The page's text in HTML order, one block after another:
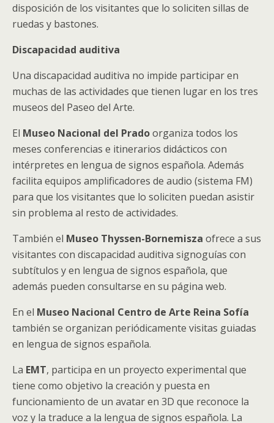
disposición de los visitantes que lo soliciten sillas de
ruedas y bastones.
Discapacidad auditiva
Una discapacidad auditiva no impide participar en
muchas de las actividades que tienen lugar en los tres
museos del Paseo del Arte.
El Museo Nacional del Pradoorganiza todos los
meses conferencias e itinerarios didácticos con
intérpretes en lengua de signos española. Además
facilita equipos amplificadores de audio (sistema FM)
para que los visitantes que lo soliciten puedan asistir
sin problema al resto de actividades.
También el Museo Thyssen-Bornemisza ofrece a sus
visitantes con discapacidad auditiva signoguías con
subtítulos y en lengua de signos española, que
además pueden consultarse en su página web.
En el Museo Nacional Centro de Arte Reina Sofía
también se organizan periódicamente visitas guiadas
en lengua de signos española.
La EMT, participa en un proyecto experimental que
tiene como objetivo la creación y puesta en
funcionamiento de un avatar en 3D que reconoce la
voz y la traduce a la lengua de signos española. La